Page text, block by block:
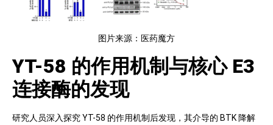
图片来源：医药魔方
YT-58 的作用机制与核心 E3
连接酶的发现
研究人员深入探究 YT-58 的作用机制后发现，其介导的 BTK 降解